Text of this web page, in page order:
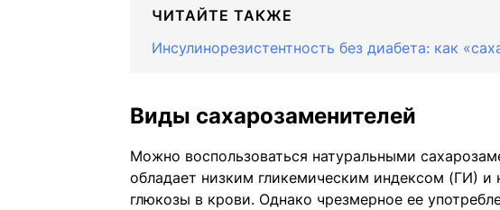
ЧИТАЙТЕ ТАКЖЕ
Инсулинорезистентность без диабета: как
Виды сахарозаменителей
Можно воспользоваться натуральными
обладает низким гликемическим индексом (ГИ)
глюкозы в крови. Однако чрезмерное ее